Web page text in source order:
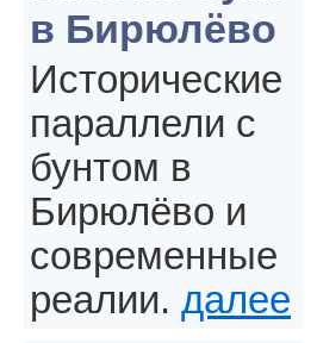
в Бирюлёво
Исторические
параллели с
бунтом в
Бирюлёво и
современные
реалии. далее